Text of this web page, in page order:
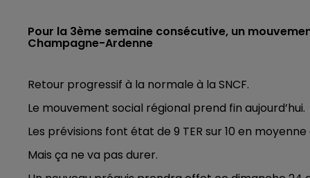
Pour la 3ème semaine consécutive, un
Champagne-Ardenne
Retour progressif à la normale à la SNCF.
Le mouvement social régional prend fin aujourd’hui.
Les prévisions font état de 9 TER sur 10 en
Mais ça ne va pas durer.